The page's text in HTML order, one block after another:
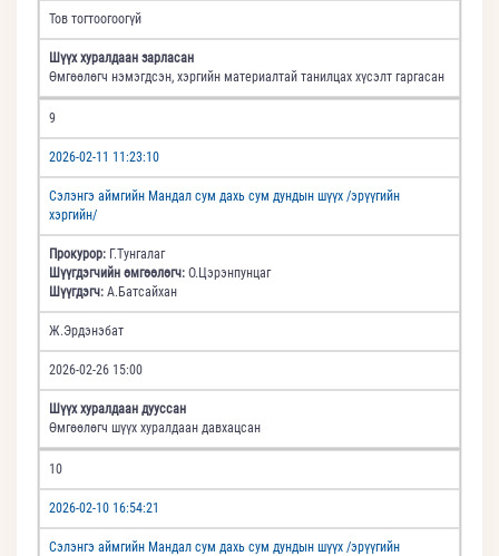
Тов тогтоогоогүй
Шүүх хуралдаан зарласан
Өмгөөлөгч нэмэгдсэн, хэргийн материалтай танилцах хүсэлт гаргасан
9
2026-02-11 11:23:10
Сэлэнгэ аймгийн Мандал сум дахь сум дундын шүүх /эрүүгийн
хэргийн/
Прокурор: Г.Тунгалаг
Шүүгдэгчийн өмгөөлөгч: О.Цэрэнпунцаг
Шүүгдэгч: А.Батсайхан
Ж.Эрдэнэбат
2026-02-26 15:00
Шүүх хуралдаан дууссан
Өмгөөлөгч шүүх хуралдаан давхацсан
10
2026-02-10 16:54:21
Сэлэнгэ аймгийн Мандал сум дахь сум дундын шүүх /эрүүгийн